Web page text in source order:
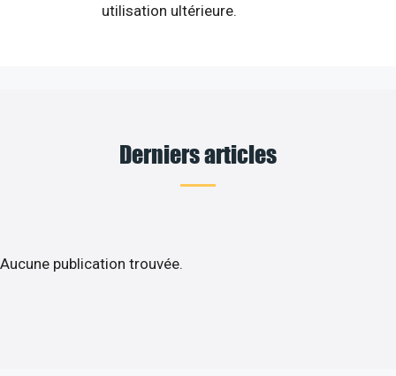
utilisation ultérieure.
Derniers articles
Aucune publication trouvée.